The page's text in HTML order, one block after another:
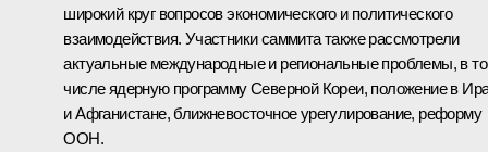
широкий круг вопросов экономического и политического
взаимодействия. Участники саммита также рассмотрели
актуальные международные и региональные проблемы, в
числе ядерную программу Северной Кореи, положение в
и Афганистане, ближневосточное урегулирование, реформу
ООН.